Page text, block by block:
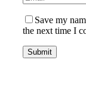
Save my
the next time I